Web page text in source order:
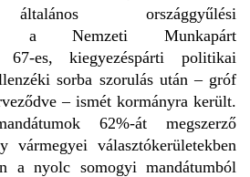
országgyűlési
a Nemzeti Munkapárt
67-es, kiegyezéspárti politikai
sorba szorulás után – gróf
– ismét kormányra került.
62%-át megszerző
vármegyei választókerületekben
a nyolc somogyi mandátumból